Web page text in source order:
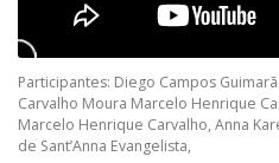
Participantes: Diego Campos
Carvalho Moura Marcelo Henrique
Marcelo Henrique Carvalho, Anna
de Sant’Anna Evangelista,